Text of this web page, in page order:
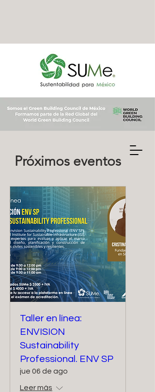
Próximos eventos
Taller en línea:
ENVISION
Sustainability
Professional. ENV SP
jue 06 de ago
Leer más